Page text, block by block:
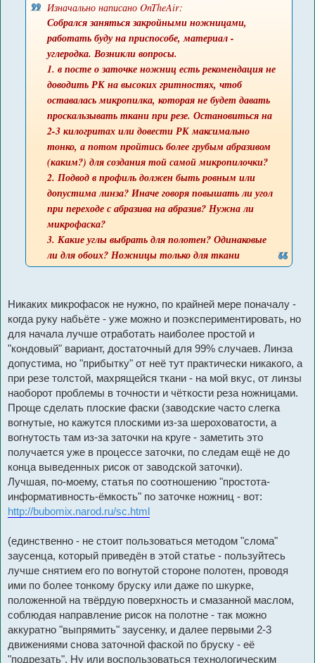
Изначально написано OnTheAir:
Собрался заняться закройными ножницами,
работать буду на приспособе, материал -
углеродка. Возникли вопросы.
1. в посте о заточке ножниц есть рекомендация не
доводить РК на высоких гритностях, чтоб
оставалась микропилка, которая не будет давать
проскальзывать ткани при резе. Остановиться на
2-3 килогритах или довести РК максимально
тонко, а потом пройтись более грубым абразивом
(каким?) для создания той самой микропилочки?
2. Подвод в профиль должен быть ровным или
допустима линза? Иначе говоря повышать ли угол
при переходе с абразива на абразив? Нужна ли
микрофаска?
3. Какие углы выбрать для полотен? Одинаковые
ли для обоих? Ножницы только для ткани
Никаких микрофасок не нужно, по крайней мере поначалу -
когда руку набьёте - уже можно и поэкспериментировать, но
для начала лучше отработать наиболее простой и
"кондовый" вариант, достаточный для 99% случаев. Линза
допустима, но "прибытку" от неё тут практически никакого, а
при резе толстой, махрящейся ткани - на мой вкус, от линзы
наоборот проблемы в точности и чёткости реза ножницами.
Проще сделать плоские фаски (заводские часто слегка
вогнутые, но кажутся плоскими из-за шероховатости, а
вогнутость там из-за заточки на круге - заметить это
получается уже в процессе заточки, по следам ещё не до
конца выведенных рисок от заводской заточки).
Лучшая, по-моему, статья по соотношению "простота-
информативность-ёмкость" по заточке ножниц - вот:
http://bubomix.narod.ru/sc.html
(единственно - не стоит пользоваться методом "слома"
заусенца, который приведён в этой статье - пользуйтесь
лучше снятием его по вогнутой стороне полотен, проводя
ими по более тонкому бруску или даже по шкурке,
положенной на твёрдую поверхность и смазанной маслом,
соблюдая направление рисок на полотне - так можно
аккуратно "выпрямить" заусенку, и далее первыми 2-3
движениями снова заточной фаской по бруску - её
"подрезать". Ну или воспользоваться технологическим